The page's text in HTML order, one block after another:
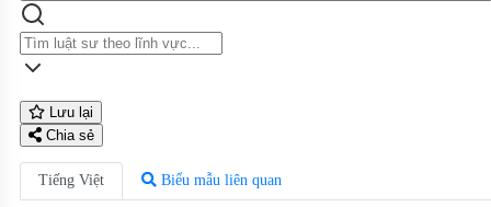
Lưu lại
Chia sẻ
Tiếng Việt Biểu mẫu liên quan